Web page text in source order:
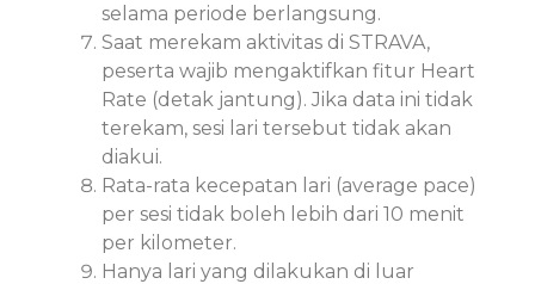
selama periode berlangsung.
Saat merekam aktivitas di STRAVA,
peserta wajib mengaktifkan fitur Heart
Rate (detak jantung). Jika data ini tidak
terekam, sesi lari tersebut tidak akan
diakui.
Rata-rata kecepatan lari (average pace)
per sesi tidak boleh lebih dari 10 menit
per kilometer.
Hanya lari yang dilakukan di luar